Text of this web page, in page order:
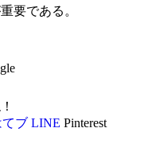
要である。
てブ LINE Pinterest